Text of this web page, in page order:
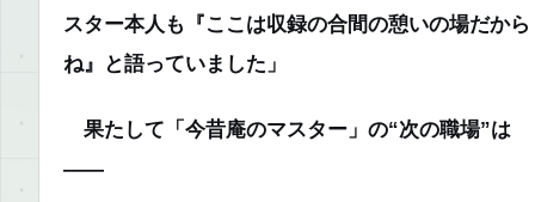
スター本人も『ここは収録の合間の憩いの場だから
ね』と語っていました」
果たして「今昔庵のマスター」の“次の職場”は
――